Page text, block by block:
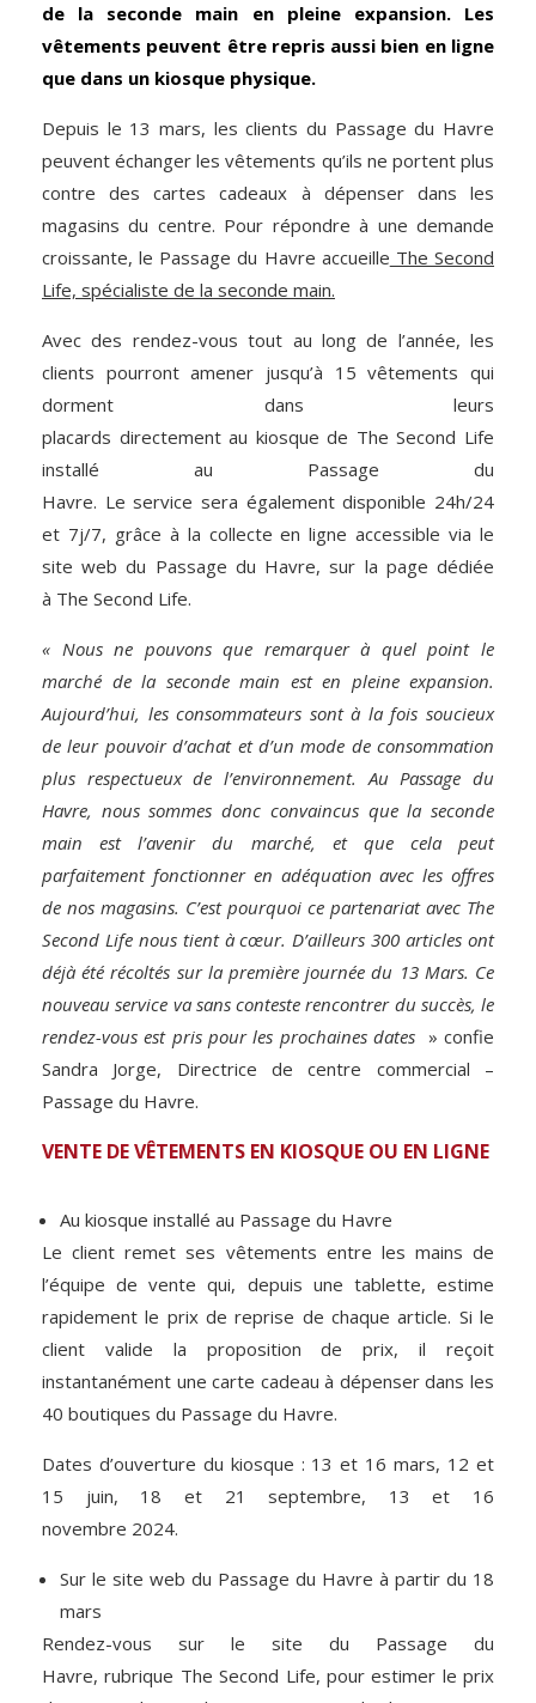
de la seconde main en pleine expansion. Les
vêtements peuvent être repris aussi bien en ligne
que dans un kiosque physique.
Depuis le 13 mars, les clients du Passage du Havre
peuvent échanger les vêtements qu’ils ne portent plus
contre des cartes cadeaux à dépenser dans les
magasins du centre. Pour répondre à une demande
croissante, le Passage du Havre accueille The Second
Life, spécialiste de la seconde main.
Avec des rendez-vous tout au long de l’année, les
clients pourront amener jusqu’à 15 vêtements qui
dorment dans leurs
placards directement au kiosque de The Second Life
installé au Passage du
Havre. Le service sera également disponible 24h/24
et 7j/7, grâce à la collecte en ligne accessible via le
site web du Passage du Havre, sur la page dédiée
à The Second Life.
« Nous ne pouvons que remarquer à quel point le
marché de la seconde main est en pleine expansion.
Aujourd’hui, les consommateurs sont à la fois soucieux
de leur pouvoir d’achat et d’un mode de consommation
plus respectueux de l’environnement. Au Passage du
Havre, nous sommes donc convaincus que la seconde
main est l’avenir du marché, et que cela peut
parfaitement fonctionner en adéquation avec les offres
de nos magasins. C’est pourquoi ce partenariat avec The
Second Life nous tient à cœur. D’ailleurs 300 articles ont
déjà été récoltés sur la première journée du 13 Mars. Ce
nouveau service va sans conteste rencontrer du succès, le
rendez-vous est pris pour les prochaines dates » confie
Sandra Jorge, Directrice de centre commercial –
Passage du Havre.
VENTE DE VÊTEMENTS EN KIOSQUE OU EN LIGNE
Au kiosque installé au Passage du Havre
Le client remet ses vêtements entre les mains de
l’équipe de vente qui, depuis une tablette, estime
rapidement le prix de reprise de chaque article. Si le
client valide la proposition de prix, il reçoit
instantanément une carte cadeau à dépenser dans les
40 boutiques du Passage du Havre.
Dates d’ouverture du kiosque : 13 et 16 mars, 12 et
15 juin, 18 et 21 septembre, 13 et 16
novembre 2024.
Sur le site web du Passage du Havre à partir du 18
mars
Rendez-vous sur le site du Passage du
Havre, rubrique The Second Life, pour estimer le prix